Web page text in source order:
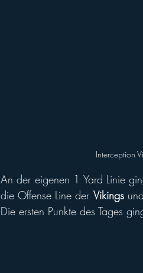
Interception
An der eigenen 1 Yard Linie
die Offense Line der Vikings
Die ersten Punkte des Tages